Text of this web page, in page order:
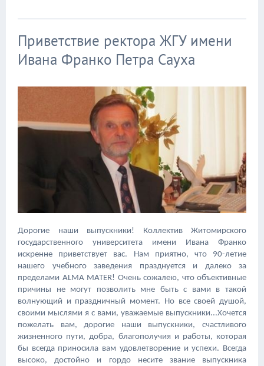
Приветствие ректора ЖГУ имени
Ивана Франко Петра Сауха
Дорогие наши выпускники! Коллектив Житомирского
государственного университета имени Ивана Франко
искренне приветствует вас. Нам приятно, что 90-летие
нашего учебного заведения празднуется и далеко за
пределами ALMA MATER! Очень сожалею, что объективные
причины не могут позволить мне быть с вами в такой
волнующий и праздничный момент. Но все своей душой,
своими мыслями я с вами, уважаемые выпускники...Хочется
пожелать вам, дорогие наши выпускники, счастливого
жизненного пути, добра, благополучия и работы, которая
бы всегда приносила вам удовлетворение и успехи. Всегда
высоко, достойно и гордо несите звание выпускника